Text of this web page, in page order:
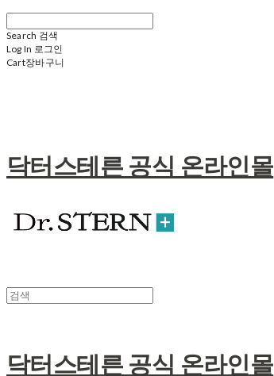
Search 검색
Log In 로그인
Cart장바구니
닥터스테른 공식 온라인몰
닥터스테른 공식 온라인몰